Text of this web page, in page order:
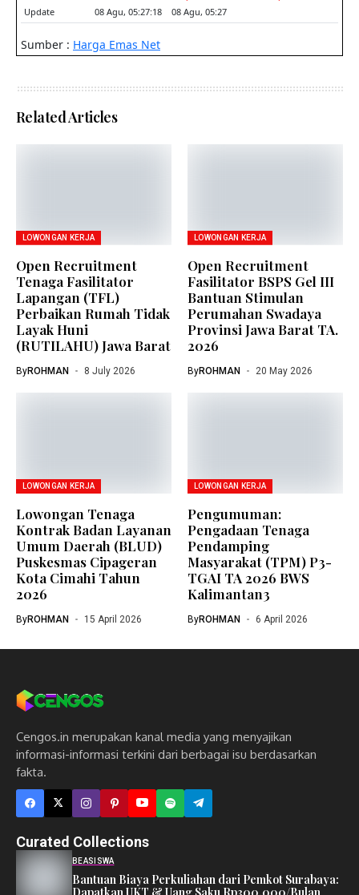
Related Articles
LOWONGAN KERJA
Open Recruitment
Tenaga Fasilitator
Lapangan (TFL)
Perbaikan Rumah Tidak
Layak Huni
(RUTILAHU) Jawa Barat
ByROHMAN 8 July 2026
LOWONGAN KERJA
Open Recruitment
Fasilitator BSPS Gel III
Bantuan Stimulan
Perumahan Swadaya
Provinsi Jawa Barat TA.
2026
ByROHMAN 20 May 2026
LOWONGAN KERJA
Lowongan Tenaga
Kontrak Badan Layanan
Umum Daerah (BLUD)
Puskesmas Cipageran
Kota Cimahi Tahun
2026
ByROHMAN 15 April 2026
LOWONGAN KERJA
Pengumuman:
Pengadaan Tenaga
Pendamping
Masyarakat (TPM) P3-
TGAI TA 2026 BWS
Kalimantan3
ByROHMAN 6 April 2026
Cengos.in merupakan kanal media yang menyajikan
informasi-informasi terkini dari berbagai isu berdasarkan
fakta.
Curated Collections
BEASISWA
Bantuan Biaya Perkuliahan dari Pemkot Surabaya: